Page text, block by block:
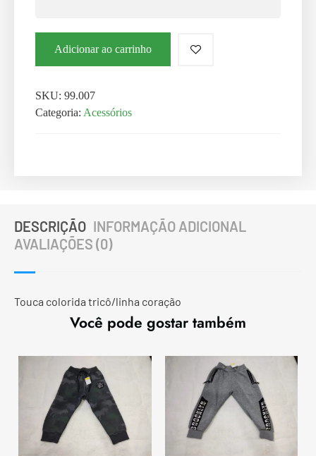
Adicionar ao carrinho
SKU: 99.007
Categoria: Acessórios
DESCRIÇÃO INFORMAÇÃO ADICIONAL
AVALIAÇÕES (0)
Touca colorida tricô/linha coração
Você pode gostar também